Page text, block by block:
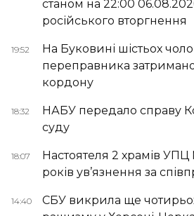
станом на 22:00
російського вторгнення
19:52
На Буковині шістьох
переправника
кордону
18:32
НАБУ передало справу
суду
18:07
Настоятеля 2 храмів
років ув’язнення за
14:40
СБУ викрила ще чотирьох